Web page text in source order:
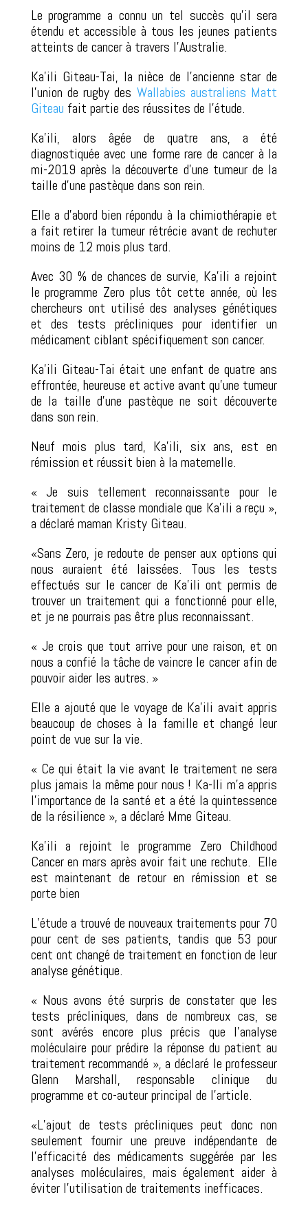
Le programme a connu un tel succès qu’il sera
étendu et accessible à tous les jeunes patients
atteints de cancer à travers l’Australie.
Ka’ili Giteau-Tai, la nièce de l’ancienne star de
l’union de rugby des Wallabies australiens Matt
Giteau fait partie des réussites de l’étude.
Ka’ili, alors âgée de quatre ans, a été
diagnostiquée avec une forme rare de cancer à la
mi-2019 après la découverte d’une tumeur de la
taille d’une pastèque dans son rein.
Elle a d’abord bien répondu à la chimiothérapie et
a fait retirer la tumeur rétrécie avant de rechuter
moins de 12 mois plus tard.
Avec 30 % de chances de survie, Ka’ili a rejoint
le programme Zero plus tôt cette année, où les
chercheurs ont utilisé des analyses génétiques
et des tests précliniques pour identifier un
médicament ciblant spécifiquement son cancer.
Ka’ili Giteau-Tai était une enfant de quatre ans
effrontée, heureuse et active avant qu’une tumeur
de la taille d’une pastèque ne soit découverte
dans son rein.
Neuf mois plus tard, Ka’ili, six ans, est en
rémission et réussit bien à la maternelle.
« Je suis tellement reconnaissante pour le
traitement de classe mondiale que Ka’ili a reçu »,
a déclaré maman Kristy Giteau.
«Sans Zero, je redoute de penser aux options qui
nous auraient été laissées. Tous les tests
effectués sur le cancer de Ka’ili ont permis de
trouver un traitement qui a fonctionné pour elle,
et je ne pourrais pas être plus reconnaissant.
« Je crois que tout arrive pour une raison, et on
nous a confié la tâche de vaincre le cancer afin de
pouvoir aider les autres. »
Elle a ajouté que le voyage de Ka’ili avait appris
beaucoup de choses à la famille et changé leur
point de vue sur la vie.
« Ce qui était la vie avant le traitement ne sera
plus jamais la même pour nous ! Ka-Ili m’a appris
l’importance de la santé et a été la quintessence
de la résilience », a déclaré Mme Giteau.
Ka’ili a rejoint le programme Zero Childhood
Cancer en mars après avoir fait une rechute. Elle
est maintenant de retour en rémission et se
porte bien
L’étude a trouvé de nouveaux traitements pour 70
pour cent de ses patients, tandis que 53 pour
cent ont changé de traitement en fonction de leur
analyse génétique.
« Nous avons été surpris de constater que les
tests précliniques, dans de nombreux cas, se
sont avérés encore plus précis que l’analyse
moléculaire pour prédire la réponse du patient au
traitement recommandé », a déclaré le professeur
Glenn Marshall, responsable clinique du
programme et co-auteur principal de l’article.
«L’ajout de tests précliniques peut donc non
seulement fournir une preuve indépendante de
l’efficacité des médicaments suggérée par les
analyses moléculaires, mais également aider à
éviter l’utilisation de traitements inefficaces.